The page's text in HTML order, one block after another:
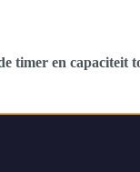
timer en capaciteit